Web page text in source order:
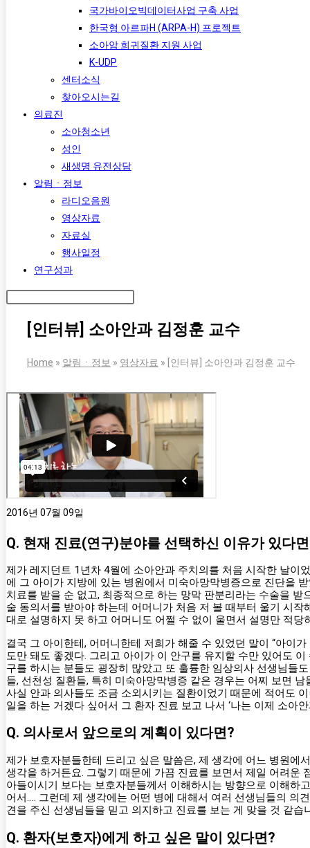
국가바이오빅데이터사업 구축 사업
한국형 아르파H (ARPA-H) 프로젝트​
소아암 희귀질환 지원 사업
K-UDP
센터소식
찾아오시는길
의료진
소아청소년
성인
새생명 유전상담
알림ㆍ정보
라디오음원
영상자료
자료실
행사일정
연구성과
[인터뷰] 소아안과 김정훈 교수
Home » 알림ㆍ정보 » 영상자료 » [인터뷰] 소아안과 김정훈 교수
2016년 07월 09일
Q. 현재 진료(연구)분야를 선택하신 이유가 있다
제가 레지던트 1년차 4월에 소아안과 주치의를 처음 시작한 날이
에 그 아이가 지방에 있는 병원에서 미숙아망막병증으로 진단을
치료를 받을 순 없고, 최종적으로 하는 망막 판분리라는 수술을
술 동의서를 받아야 하는데 어머니가 처음 저 볼 때부터 울기 시
대로 설명하지 못 하고 어머니도 어쩔 수 없이 울면서 설명만 적
결국 그 아이한테, 어머니한테 저희가 해줄 수 있었던 말이 “아이
도만 돼도 좋겠다. 그리고 아이가 이 안구를 유지할 수만 있어도
구를 하시는 분들도 굉장히 많았고 또 훌륭한 임상의사 선생님들
들, 선천성 질환들, 특히 미숙아망막병증 같은 경우는 어찌 보면
사실 안과 의사들도 조금 소외시키는 질환이었기 때문에 적어도
일을 하는 거겠다 싶어서 그 환자 진료 보고 나서 ‘나는 이제 소아
Q. 의사로서 앞으로의 계획이 있다면?
제가 보호자분들한테 드리고 싶은 말씀은, 제 생각에 어느 병원
생각을 하거든요. 그렇기 때문에 가끔 진료를 보면서 제일 어려운
아들이시기 보다는 보호자분들께서 이해하시는 방향으로 이해하
어서…. 그런데 제 생각에는 어떤 병에 대해서 여러 선생님들의 의
견을 주신 선생님들을 믿고 의지하고 진료를 보는 게 맞을 것 같습
Q. 환자(보호자)에게 하고 싶은 말이 있다면?